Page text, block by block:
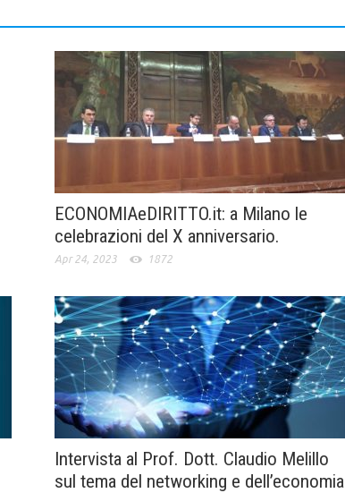
ECONOMIAeDIRITTO.it: a Milano le
celebrazioni del X anniversario.
Apr 24, 2023 1872
Intervista al Prof. Dott. Claudio Melillo
sul tema del networking e dell’economia